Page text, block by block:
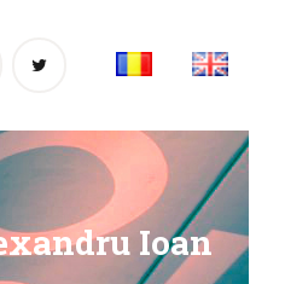
Ioan